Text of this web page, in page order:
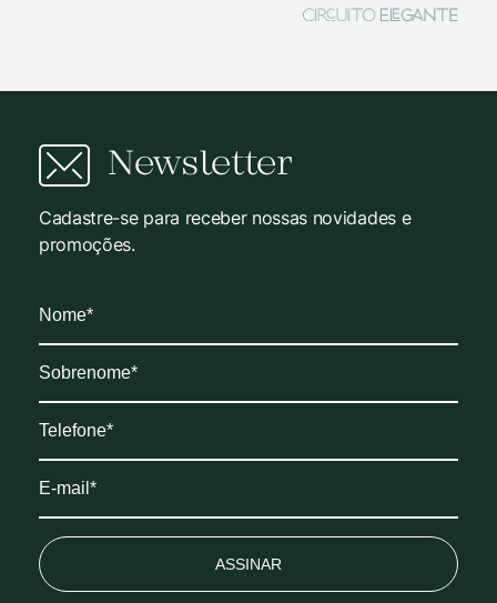
Newsletter
Cadastre-se para receber nossas novidades e
promoções.
ASSINAR